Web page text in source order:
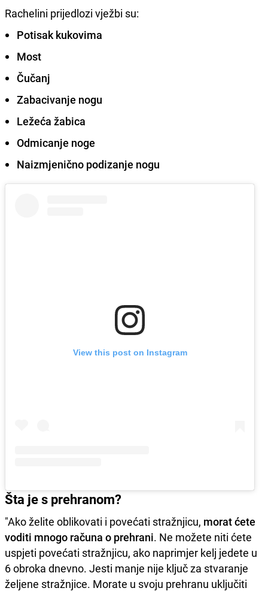
Rachelini prijedlozi vježbi su:
Potisak kukovima
Most
Čučanj
Zabacivanje nogu
Ležeća žabica
Odmicanje noge
Naizmjenično podizanje nogu
View this post on Instagram
Šta je s prehranom?
"Ako želite oblikovati i povećati stražnjicu, morat ćete
voditi mnogo računa o prehrani. Ne možete niti ćete
uspjeti povećati stražnjicu, ako naprimjer kelj jedete u
6 obroka dnevno. Jesti manje nije ključ za stvaranje
željene stražnjice. Morate u svoju prehranu uključiti